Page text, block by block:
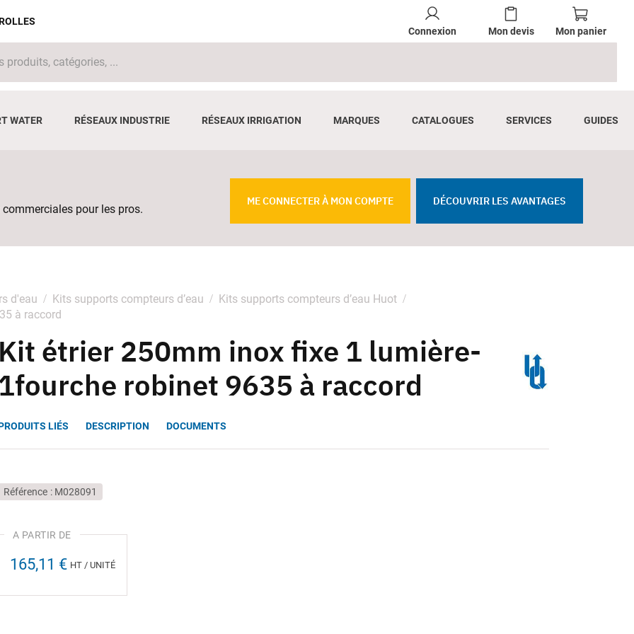
Connexion Mon devis Mon panier
WATER RÉSEAUX INDUSTRIE RÉSEAUX IRRIGATION MARQUES CATALOGUES SERVICES GUIDES
pour les pros.
ME CONNECTER À MON COMPTE DÉCOUVRIR LES AVANTAGES
d'eau Kits supports compteurs d’eau
Kits supports compteurs d’eau Huot
à raccord
Kit étrier 250mm inox fixe 1 lumière-
1fourche robinet 9635 à raccord
LIÉS DESCRIPTION DOCUMENTS
Référence M028091
165,11 € HT / UNITÉ